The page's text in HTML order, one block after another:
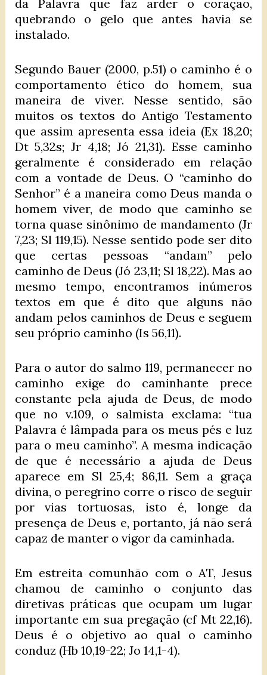
da Palavra que faz arder o coração,
quebrando o gelo que antes havia se
instalado.
Segundo Bauer (2000, p.51) o caminho é o
comportamento ético do homem, sua
maneira de viver. Nesse sentido, são
muitos os textos do Antigo Testamento
que assim apresenta essa ideia (Ex 18,20;
Dt 5,32s; Jr 4,18; Jó 21,31). Esse caminho
geralmente é considerado em relação
com a vontade de Deus. O “caminho do
Senhor” é a maneira como Deus manda o
homem viver, de modo que caminho se
torna quase sinônimo de mandamento (Jr
7,23; Sl 119,15). Nesse sentido pode ser dito
que certas pessoas “andam” pelo
caminho de Deus (Jó 23,11; Sl 18,22). Mas ao
mesmo tempo, encontramos inúmeros
textos em que é dito que alguns não
andam pelos caminhos de Deus e seguem
seu próprio caminho (Is 56,11).
Para o autor do salmo 119, permanecer no
caminho exige do caminhante prece
constante pela ajuda de Deus, de modo
que no v.109, o salmista exclama: “tua
Palavra é lâmpada para os meus pés e luz
para o meu caminho”. A mesma indicação
de que é necessário a ajuda de Deus
aparece em Sl 25,4; 86,11. Sem a graça
divina, o peregrino corre o risco de seguir
por vias tortuosas, isto é, longe da
presença de Deus e, portanto, já não será
capaz de manter o vigor da caminhada.
Em estreita comunhão com o AT, Jesus
chamou de caminho o conjunto das
diretivas práticas que ocupam um lugar
importante em sua pregação (cf Mt 22,16).
Deus é o objetivo ao qual o caminho
conduz (Hb 10,19-22; Jo 14,1-4).